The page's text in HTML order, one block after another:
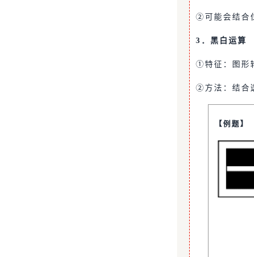
②可能会结合
3．黑白运算
①特征：图形
②方法：结合
【例题】